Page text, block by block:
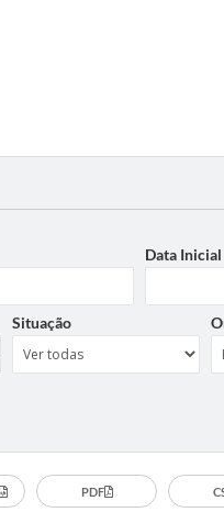
Data Inicial
Situação
PDF